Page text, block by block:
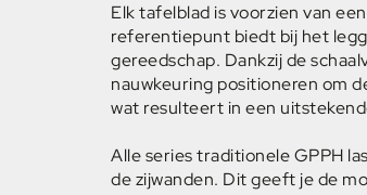
Elk tafelblad is voorzien van
referentiepunt biedt bij het
gereedschap. Dankzij de
nauwkeuring positioneren om
wat resulteert in een
Alle series traditionele GPPH
de zijwanden. Dit geeft je de